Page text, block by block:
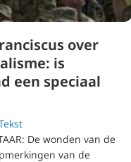
over
is
een speciaal
De wonden van de
van de